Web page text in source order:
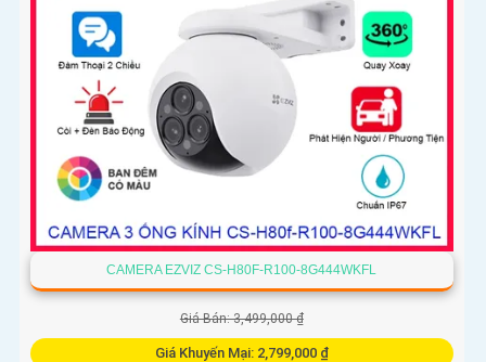
CAMERA EZVIZ CS-H80F-R100-8G444WKFL
Giá Bán: 3,499,000 ₫
Giá Khuyến Mại: 2,799,000 ₫
️